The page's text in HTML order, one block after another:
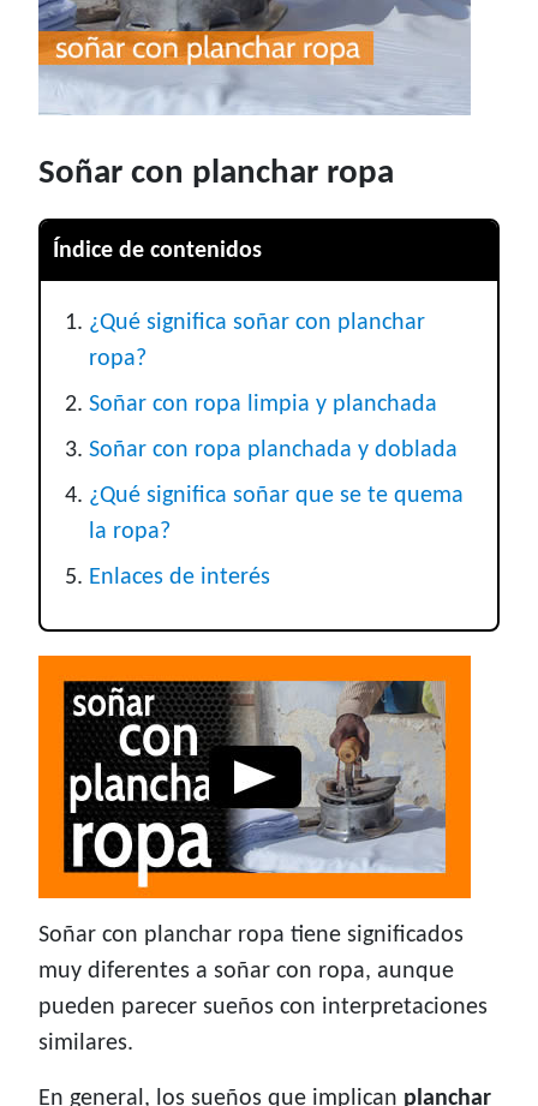
Soñar con planchar ropa
Índice de contenidos
¿Qué significa soñar con planchar
ropa?
Soñar con ropa limpia y planchada
Soñar con ropa planchada y doblada
¿Qué significa soñar que se te quema
la ropa?
Enlaces de interés
Soñar con planchar ropa tiene significados
muy diferentes a soñar con ropa, aunque
pueden parecer sueños con interpretaciones
similares.
En general, los sueños que implican planchar